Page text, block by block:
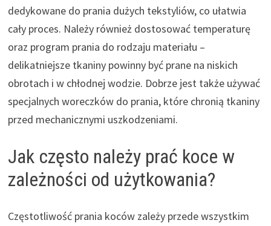
dedykowane do prania dużych tekstyliów, co ułatwia
cały proces. Należy również dostosować temperaturę
oraz program prania do rodzaju materiału –
delikatniejsze tkaniny powinny być prane na niskich
obrotach i w chłodnej wodzie. Dobrze jest także używać
specjalnych woreczków do prania, które chronią tkaniny
przed mechanicznymi uszkodzeniami.
Jak często należy prać koce w
zależności od użytkowania?
Częstotliwość prania koców zależy przede wszystkim